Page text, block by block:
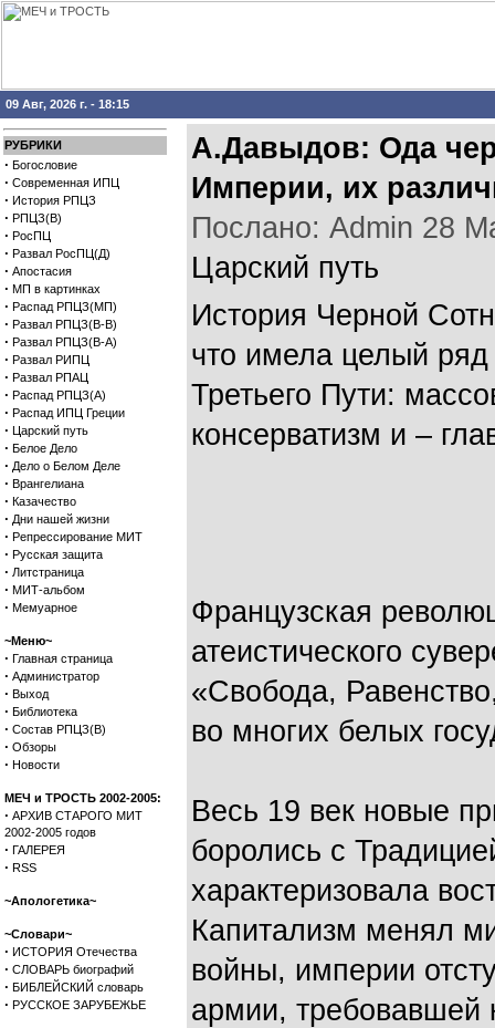
09 Авг, 2026 г. - 18:15
РУБРИКИ
· Богословие
· Современная ИПЦ
· История РПЦЗ
· РПЦЗ(В)
· РосПЦ
· Развал РосПЦ(Д)
· Апостасия
· МП в картинках
· Распад РПЦЗ(МП)
· Развал РПЦЗ(В-В)
· Развал РПЦЗ(В-А)
· Развал РИПЦ
· Развал РПАЦ
· Распад РПЦЗ(А)
· Распад ИПЦ Греции
· Царский путь
· Белое Дело
· Дело о Белом Деле
· Врангелиана
· Казачество
· Дни нашей жизни
· Репрессирование МИТ
· Русская защита
· Литстраница
· МИТ-альбом
· Мемуарное
~Меню~
· Главная страница
· Администратор
· Выход
· Библиотека
· Состав РПЦЗ(В)
· Обзоры
· Новости
МЕЧ и ТРОСТЬ 2002-2005:
· АРХИВ СТАРОГО МИТ
2002-2005 годов
· ГАЛЕРЕЯ
· RSS
~Апологетика~
~Словари~
· ИСТОРИЯ Отечества
· СЛОВАРЬ биографий
· БИБЛЕЙСКИЙ словарь
· РУССКОЕ ЗАРУБЕЖЬЕ
А.Давыдов: Ода
Империи, их
Послано: Admin 28
Царский путь
История Черной
что имела целый
Третьего Пути:
консерватизм и –
Французская
атеистического
«Свобода,
во многих белых
Весь 19 век новые
боролись с
характеризовала
Капитализм менял
войны, империи
армии, требовавшей